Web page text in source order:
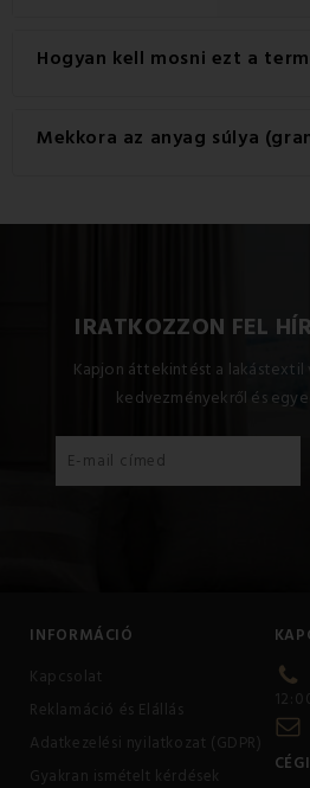
Hogyan kell mosni ezt a
A legjobb eredmény érdekében
terméket 40°C-on mossa.
Mekkora az anyag súlya
IRATKOZZON FEL
Kapjon áttekintést a lakástextil
kedvezményekről és
INFORMÁCIÓ
Kapcsolat
Reklamáció és Elállás
Adatkezelési nyilatkozat (GDPR)
Gyakran ismételt kérdések